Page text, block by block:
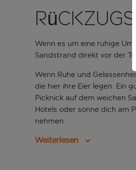
Wenn es um eine ruhige
Sandstrand direkt vor der
Wenn Ruhe und
die hier ihre Eier legen. Ein
Picknick auf dem weichen
Hotels oder sonne dich am
nehmen.
Weiterlesen